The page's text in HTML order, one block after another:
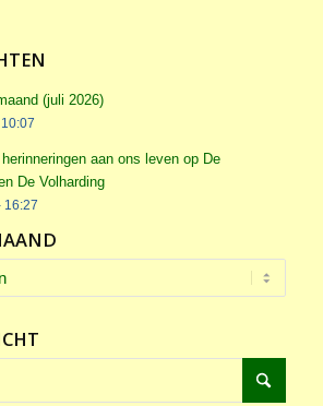
(juli 2026)
aan ons leven op De
De Volharding
16:27